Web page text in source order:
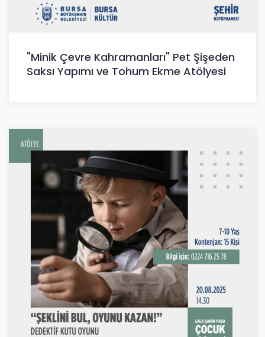
"Minik Çevre Kahramanları" Pet Şişeden
Saksı Yapımı ve Tohum Ekme Atölyesi